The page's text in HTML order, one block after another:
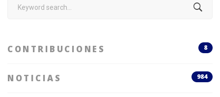
CONTRIBUCIONES 8
NOTICIAS 984